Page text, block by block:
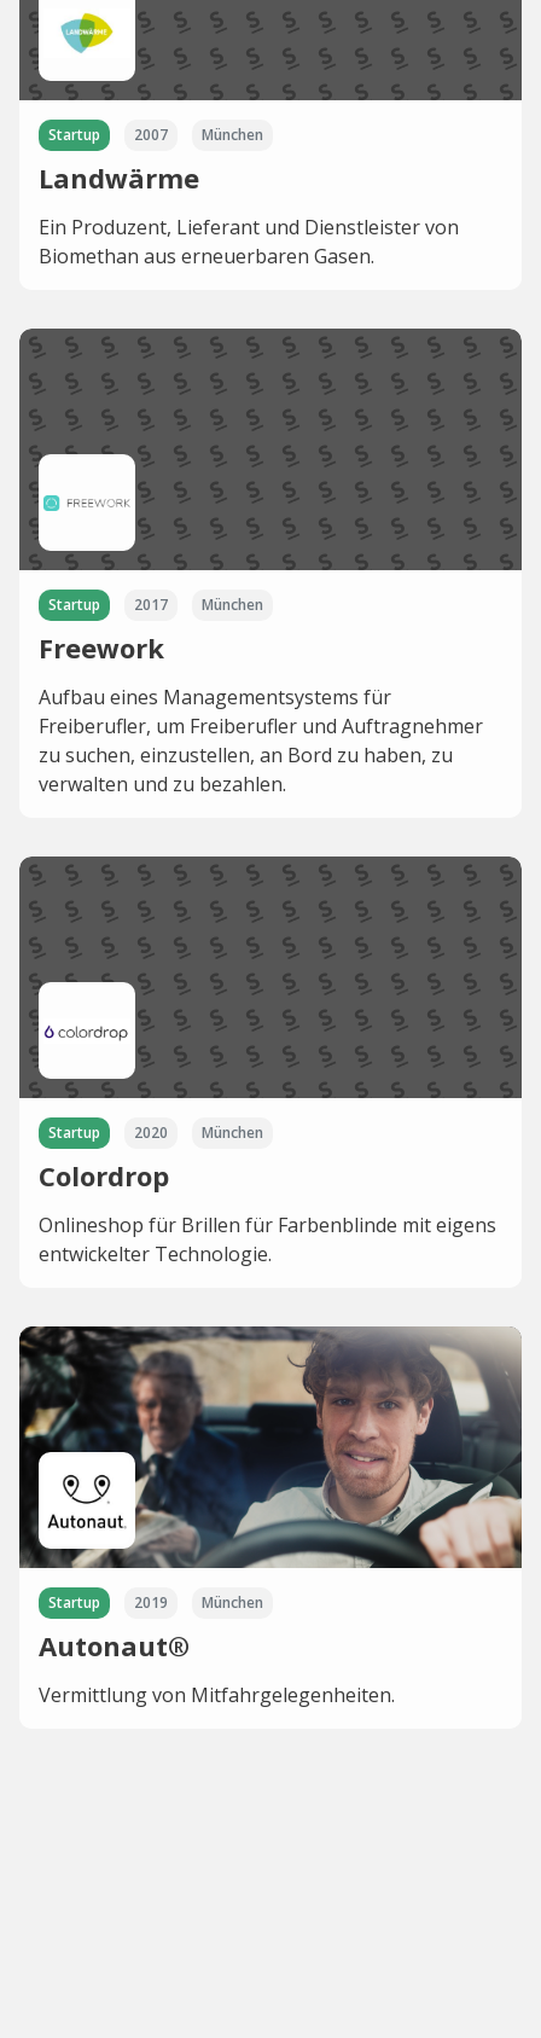
Startup 2007 München
Landwärme
Ein Produzent, Lieferant und Dienstleister von
Biomethan aus erneuerbaren Gasen.
Startup 2017 München
Freework
Aufbau eines Managementsystems für
Freiberufler, um Freiberufler und Auftragnehmer
zu suchen, einzustellen, an Bord zu haben, zu
verwalten und zu bezahlen. ⠀
Startup 2020 München
Colordrop
Onlineshop für Brillen für Farbenblinde mit eigens
entwickelter Technologie.
Startup 2019 München
Autonaut®
Vermittlung von Mitfahrgelegenheiten.